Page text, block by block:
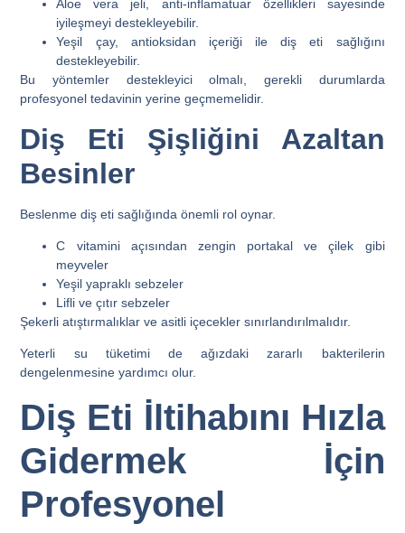
Aloe vera jeli, anti-inflamatuar özellikleri sayesinde
iyileşmeyi destekleyebilir.
Yeşil çay, antioksidan içeriği ile diş eti sağlığını
destekleyebilir.
Bu yöntemler destekleyici olmalı, gerekli durumlarda
profesyonel tedavinin yerine geçmemelidir.
Diş Eti Şişliğini Azaltan
Besinler
Beslenme diş eti sağlığında önemli rol oynar.
C vitamini açısından zengin portakal ve çilek gibi
meyveler
Yeşil yapraklı sebzeler
Lifli ve çıtır sebzeler
Şekerli atıştırmalıklar ve asitli içecekler sınırlandırılmalıdır.
Yeterli su tüketimi de ağızdaki zararlı bakterilerin
dengelenmesine yardımcı olur.
Diş Eti İltihabını Hızla
Gidermek İçin
Profesyonel